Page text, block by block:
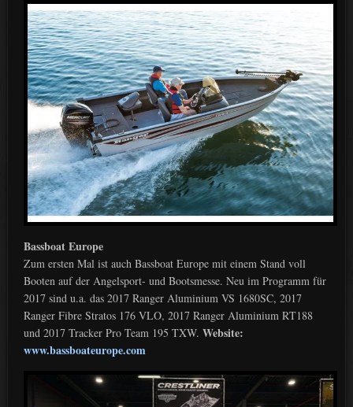
Bassboat Europe
Zum ersten Mal ist auch Bassboat Europe mit einem Stand voll
Booten auf der Angelsport- und Bootsmesse. Neu im Programm für
2017 sind u.a. das 2017 Ranger Aluminium VS 1680SC, 2017
Ranger Fibre Stratos 176 VLO, 2017 Ranger Aluminium RT188
und 2017 Tracker Pro Team 195 TXW. Website:
www.bassboateurope.com